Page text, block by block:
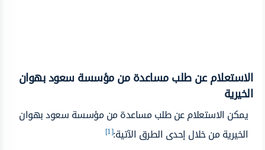
الاستعلام عن طلب مساعدة من مؤسسة سعود بهوان
الخيرية
يمكن الاستعلام عن طلب مساعدة من مؤسسة سعود بهوان
الخيرية من خلال إحدى الطرق الآتية:[1]